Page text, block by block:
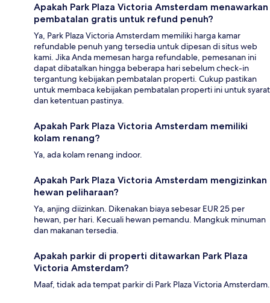
Apakah Park Plaza Victoria Amsterdam menawarkan
pembatalan gratis untuk refund penuh?
Ya, Park Plaza Victoria Amsterdam memiliki harga kamar
refundable penuh yang tersedia untuk dipesan di situs web
kami. Jika Anda memesan harga refundable, pemesanan ini
dapat dibatalkan hingga beberapa hari sebelum check-in
tergantung kebijakan pembatalan properti. Cukup pastikan
untuk membaca kebijakan pembatalan properti ini untuk syarat
dan ketentuan pastinya.
Apakah Park Plaza Victoria Amsterdam memiliki
kolam renang?
Ya, ada kolam renang indoor.
Apakah Park Plaza Victoria Amsterdam mengizinkan
hewan peliharaan?
Ya, anjing diizinkan. Dikenakan biaya sebesar EUR 25 per
hewan, per hari. Kecuali hewan pemandu. Mangkuk minuman
dan makanan tersedia.
Apakah parkir di properti ditawarkan Park Plaza
Victoria Amsterdam?
Maaf, tidak ada tempat parkir di Park Plaza Victoria Amsterdam.